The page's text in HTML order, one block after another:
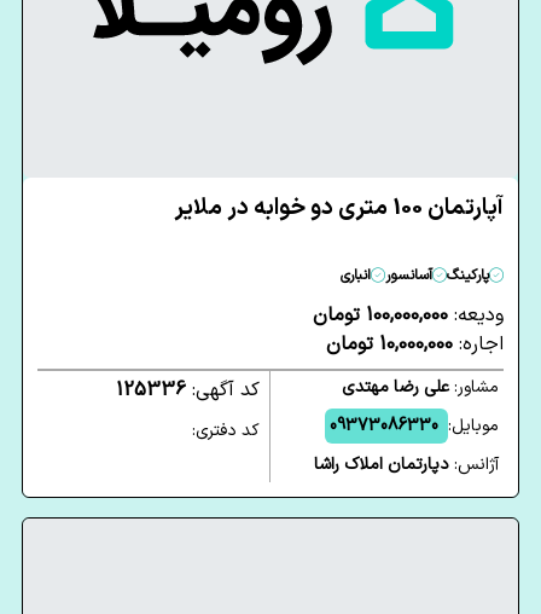
آپارتمان 100 متری دو خوابه در ملایر
پارکینگ آسانسور انباری
ودیعه: 100,000,000 تومان
اجاره: 10,000,000 تومان
مشاور:علی رضا مهتدی
موبایل: 09373086330
آژانس:دپارتمان املاک راشا
کد آگهی: 125336
کد دفتری: